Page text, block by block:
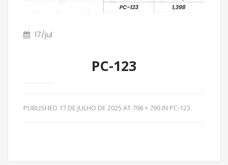
17/jul
PC-123
PUBLISHED 17 DE JULHO DE 2025 AT 798 × 799 IN PC-123.